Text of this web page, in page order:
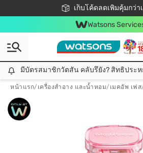
เก็บโค้ดลดเพิ่มคุ้มกว่า
ชอปออนไลน์ครั้งแรก ลดเพิ่ม
📦ส่งฟรี! เมื่อชอป
สมาชิกวัตสัน คลับดี
Watsons
มีบัตรสมาชิกวัตสัน คลับรึยัง? สิทธิประหยัดสุดว้าวรอคุณอยู่ ชอปคุ้มกว่าเดิม คลิก!
มีบัตรสมาชิกวัตสัน คลับรึยัง? สิทธิประ
หน้าแรก/ เครื่องสำอาง และน้ำหอม/ เมคอัพ เฟส